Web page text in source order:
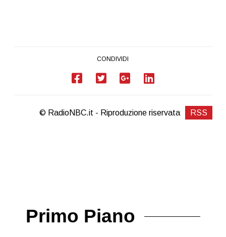
CONDIVIDI
© RadioNBC.it - Riproduzione riservata RSS
Primo Piano